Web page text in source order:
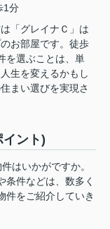
1分
「グレイナＣ」は
お部屋です。徒歩
を選ぶことは、単
生を変えるかもし
まい選びを実現さ
ント)
はいかがですか。
条件などは、数多く
件をご紹介していき